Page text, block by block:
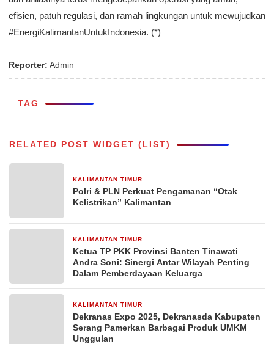
efisien, patuh regulasi, dan ramah lingkungan untuk mewujudkan
#EnergiKalimantanUntukIndonesia. (*)
Reporter: Admin
TAG
RELATED POST WIDGET (LIST)
KALIMANTAN TIMUR
Polri & PLN Perkuat Pengamanan “Otak
Kelistrikan” Kalimantan
KALIMANTAN TIMUR
Ketua TP PKK Provinsi Banten Tinawati
Andra Soni: Sinergi Antar Wilayah Penting
Dalam Pemberdayaan Keluarga
KALIMANTAN TIMUR
Dekranas Expo 2025, Dekranasda Kabupaten
Serang Pamerkan Barbagai Produk UMKM
Unggulan